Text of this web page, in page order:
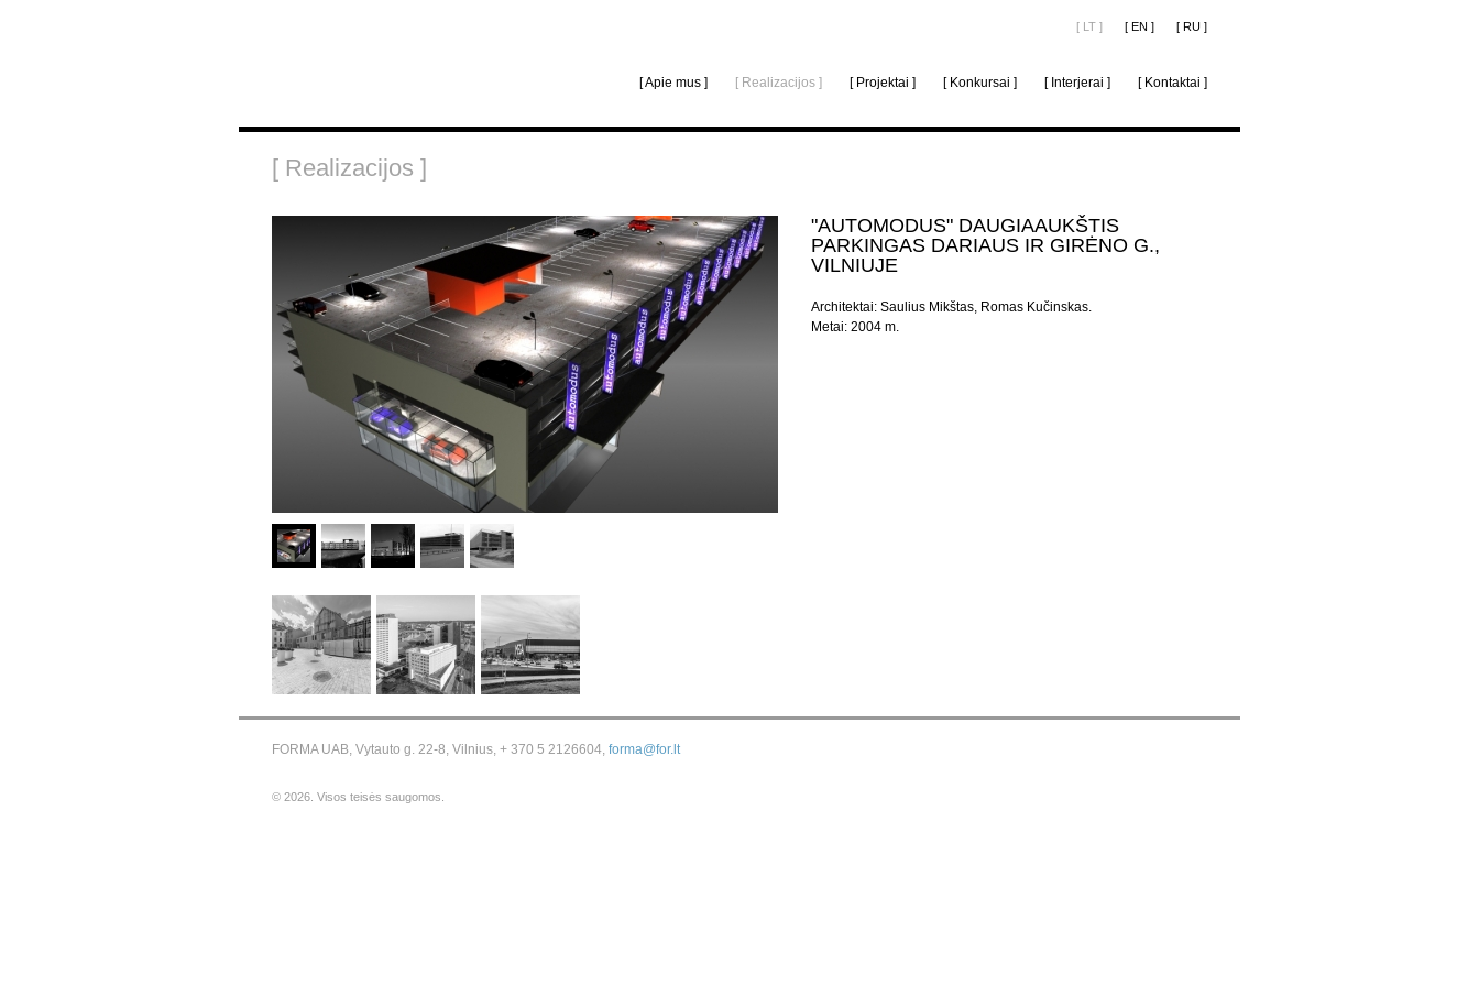
[ LT ] [ EN ] [ RU ]
[ Apie mus ] [ Realizacijos ] [ Projektai ] [ Konkursai ] [ Interjerai ] [ Kontaktai ]
[ Realizacijos ]
"AUTOMODUS" DAUGIAAUKŠTIS
PARKINGAS DARIAUS IR GIRĖNO G.,
VILNIUJE
Architektai: Saulius Mikštas, Romas Kučinskas.
Metai: 2004 m.
FORMA UAB, Vytauto g. 22-8, Vilnius, + 370 5 2126604, forma@for.lt
© 2026. Visos teisės saugomos.